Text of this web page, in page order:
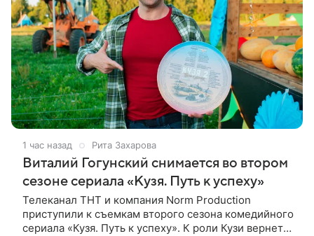
1 час назад Рита Захарова
Виталий Гогунский снимается во втором
сезоне сериала «Кузя. Путь к успеху»
Телеканал ТНТ и компания Norm Production
приступили к съемкам второго сезона комедийного
сериала «Кузя. Путь к успеху». К роли Кузи вернется